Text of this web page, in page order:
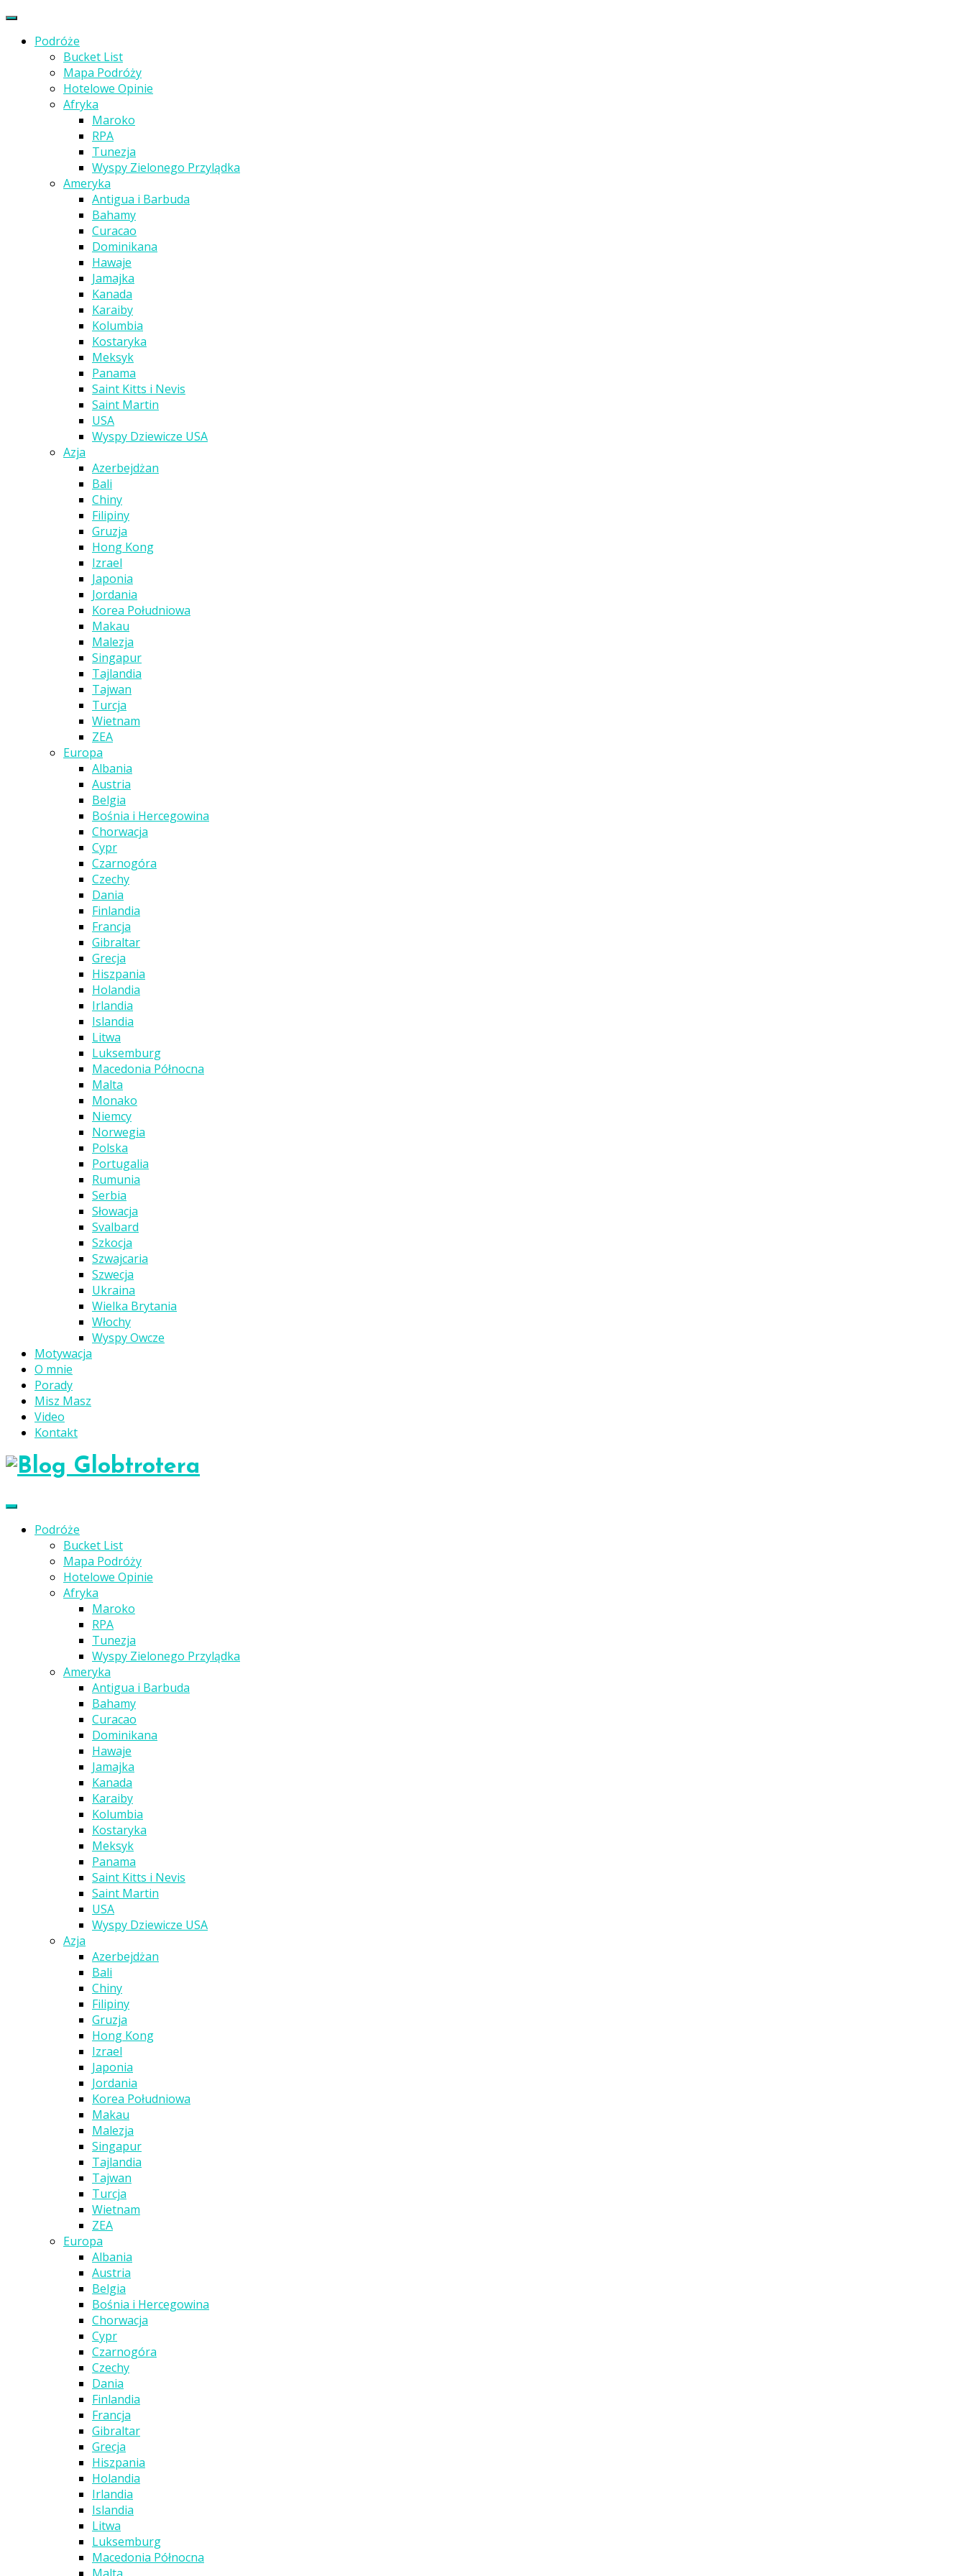
Podróże
Bucket List
Mapa Podróży
Hotelowe Opinie
Afryka
Maroko
RPA
Tunezja
Wyspy Zielonego Przylądka
Ameryka
Antigua i Barbuda
Bahamy
Curacao
Dominikana
Hawaje
Jamajka
Kanada
Karaiby
Kolumbia
Kostaryka
Meksyk
Panama
Saint Kitts i Nevis
Saint Martin
USA
Wyspy Dziewicze USA
Azja
Azerbejdżan
Bali
Chiny
Filipiny
Gruzja
Hong Kong
Izrael
Japonia
Jordania
Korea Południowa
Makau
Malezja
Singapur
Tajlandia
Tajwan
Turcja
Wietnam
ZEA
Europa
Albania
Austria
Belgia
Bośnia i Hercegowina
Chorwacja
Cypr
Czarnogóra
Czechy
Dania
Finlandia
Francja
Gibraltar
Grecja
Hiszpania
Holandia
Irlandia
Islandia
Litwa
Luksemburg
Macedonia Północna
Malta
Monako
Niemcy
Norwegia
Polska
Portugalia
Rumunia
Serbia
Słowacja
Svalbard
Szkocja
Szwajcaria
Szwecja
Ukraina
Wielka Brytania
Włochy
Wyspy Owcze
Motywacja
O mnie
Porady
Misz Masz
Video
Kontakt
Podróże
Bucket List
Mapa Podróży
Hotelowe Opinie
Afryka
Maroko
RPA
Tunezja
Wyspy Zielonego Przylądka
Ameryka
Antigua i Barbuda
Bahamy
Curacao
Dominikana
Hawaje
Jamajka
Kanada
Karaiby
Kolumbia
Kostaryka
Meksyk
Panama
Saint Kitts i Nevis
Saint Martin
USA
Wyspy Dziewicze USA
Azja
Azerbejdżan
Bali
Chiny
Filipiny
Gruzja
Hong Kong
Izrael
Japonia
Jordania
Korea Południowa
Makau
Malezja
Singapur
Tajlandia
Tajwan
Turcja
Wietnam
ZEA
Europa
Albania
Austria
Belgia
Bośnia i Hercegowina
Chorwacja
Cypr
Czarnogóra
Czechy
Dania
Finlandia
Francja
Gibraltar
Grecja
Hiszpania
Holandia
Irlandia
Islandia
Litwa
Luksemburg
Macedonia Północna